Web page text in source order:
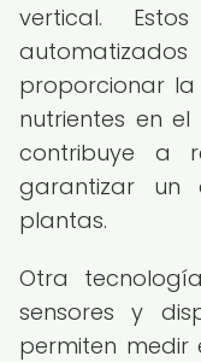
vertical.
proporcionar
nutrientes en
contribuye a
garantizar un
plantas.
Otra
sensores y
permiten medir